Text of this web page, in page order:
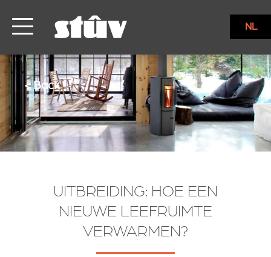
NL
< Back
UITBREIDING: HOE EEN
NIEUWE LEEFRUIMTE
VERWARMEN?